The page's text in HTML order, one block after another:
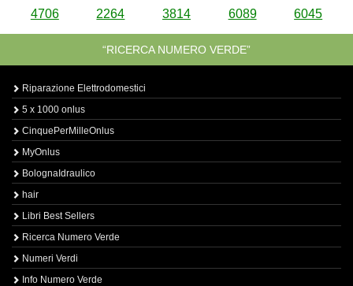
4706 2264 3814 6089 6045
“RICERCA NUMERO VERDE”
Riparazione Elettrodomestici
5 x 1000 onlus
CinquePerMilleOnlus
MyOnlus
BolognaIdraulico
hair
Libri Best Sellers
Ricerca Numero Verde
Numeri Verdi
Info Numero Verde